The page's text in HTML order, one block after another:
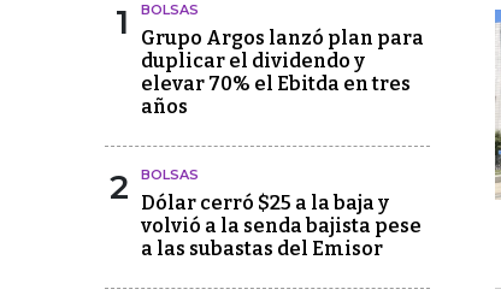
1 BOLSAS
Grupo Argos lanzó plan para
duplicar el dividendo y
elevar 70% el Ebitda en tres
años
2 BOLSAS
Dólar cerró $25 a la baja y
volvió a la senda bajista pese
a las subastas del Emisor